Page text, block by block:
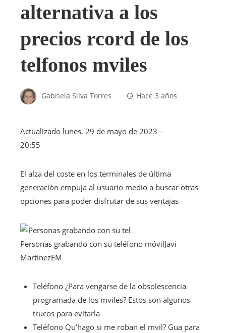
alternativa a los
precios rcord de los
telfonos mviles
Gabriela Silva Torres Hace 3 años
Actualizado lunes, 29 de mayo de 2023 –
20:55
El alza del coste en los terminales de última
generación empuja al usuario medio a buscar otras
opciones para poder disfrutar de sus ventajas
Personas grabando con su teléfono móvilJavi
MartínezEM
Teléfono ¿Para vengarse de la obsolescencia
programada de los mviles? Estos son algunos
trucos para evitarla
Teléfono Qu’hago si me roban el mvil? Gua para